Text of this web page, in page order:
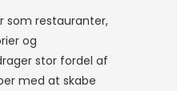
som restauranter,
og
stor fordel af
med at skabe